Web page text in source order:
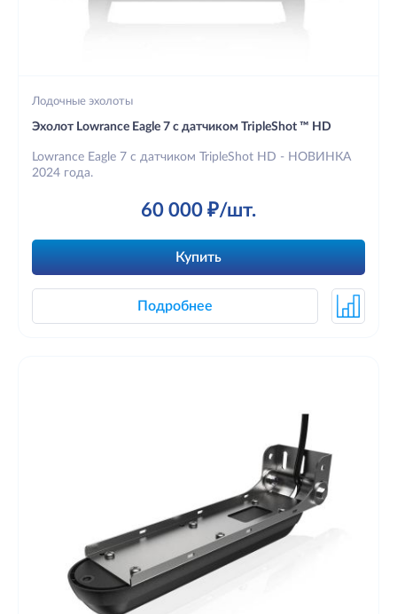
Лодочные эхолоты
Эхолот Lowrance Eagle 7 с датчиком TripleShot ™ HD
Lowrance Eagle 7 с датчиком TripleShot HD - НОВИНКА
2024 года.
60 000 ₽/шт.
Купить
Подробнее